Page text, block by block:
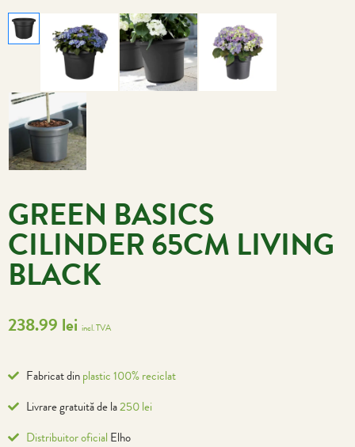
GREEN BASICS
CILINDER 65CM LIVING
BLACK
238.99 lei incl. TVA
Fabricat dinplastic 100% reciclat
Livrare gratuită de la250 lei
Distribuitor oficial Elho